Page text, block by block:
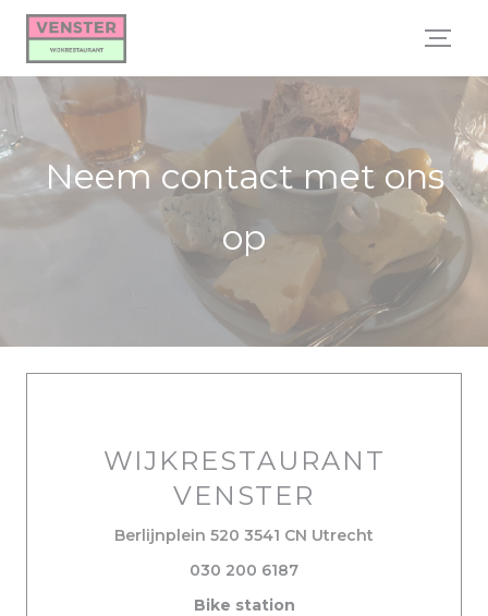
Cookies beheer paneel
Neem contact met ons
op
WIJKRESTAURANT
VENSTER
Berlijnplein 520 3541 CN Utrecht
030 200 6187
Bike station